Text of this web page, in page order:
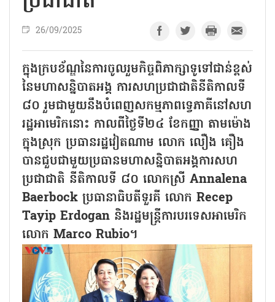
26/09/2025
ក្នុងក្របខ័ណ្ឌនៃការចូលរួមកិច្ចពិភាក្សាទូទៅជាន់ខ្ពស់
នៃមហាសន្និបាតអង្គ ការសហប្រជាជាតិនីតិកាលទី
៨០ រួមជាមួយនឹងបំពេញសកម្មភាពទ្វេភាគីនៅសហ
រដ្ឋអាមេរិកនោះ កាលពីថ្ងៃទី២៤ ខែកញ្ញា តាមម៉ោង
ក្នុងស្រុក ប្រធានរដ្ឋវៀតណាម លោក លឿង គឿង
បានជួបជាមួយប្រធានមហាសន្និបាតអង្គការសហ
ប្រជាជាតិ នីតិកាលទី ៨០ លោកស្រី Annalena
Baerbock ប្រធានាធិបតីទួរគី លោក Recep
Tayip Erdogan និងរដ្ឋមន្ត្រីការបរទេសអាមេរិក
លោក Marco Rubio។